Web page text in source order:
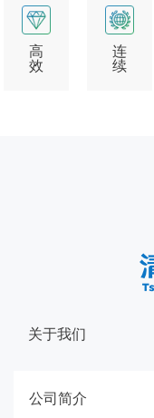
高
效
连
续
关于我们
公司简介